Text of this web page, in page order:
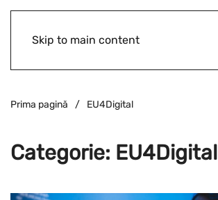
Skip to main content
Prima pagină EU4Digital
Categorie: EU4Digital